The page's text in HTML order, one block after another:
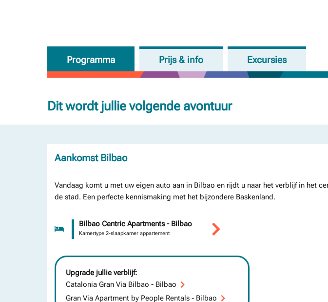
Programma Prijs & info Excursies
Dit wordt jullie volgende avontuur
Aankomst Bilbao
Vandaag komt u met uw eigen auto aan in Bilbao en rijdt u naar het verblijf in het
de stad. Een perfecte kennismaking met het bijzondere Baskenland.
Bilbao Centric Apartments - Bilbao
Kamertype 2-slaapkamer appartement
Upgrade jullie verblijf:
Catalonia Gran Via Bilbao - Bilbao
Gran Via Apartment by People Rentals - Bilbao